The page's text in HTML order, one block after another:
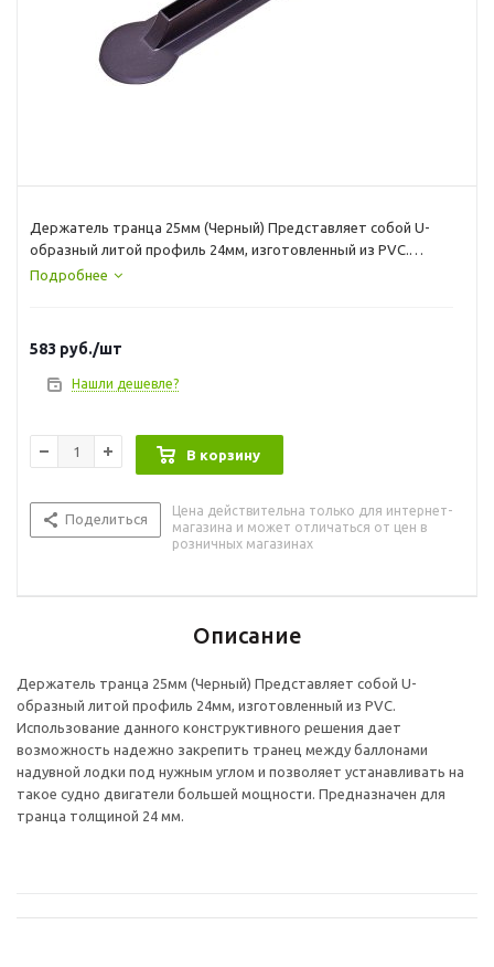
Держатель транца 25мм (Черный) Представляет собой U-
образный литой профиль 24мм, изготовленный из PVC.
Использование данного конструктивного решения дает
устанавливать на такое судно двигатели большей мощности.
Предназначен для транца толщиной 24 мм.
Подробнее
583 руб./шт
Нашли дешевле?
В корзину
Поделиться
Цена действительна только для интернет-
магазина и может отличаться от цен в
розничных магазинах
Описание
Держатель транца 25мм (Черный) Представляет собой U-
образный литой профиль 24мм, изготовленный из PVC.
Использование данного конструктивного решения дает
возможность надежно закрепить транец между баллонами
надувной лодки под нужным углом и позволяет устанавливать на
такое судно двигатели большей мощности. Предназначен для
транца толщиной 24 мм.